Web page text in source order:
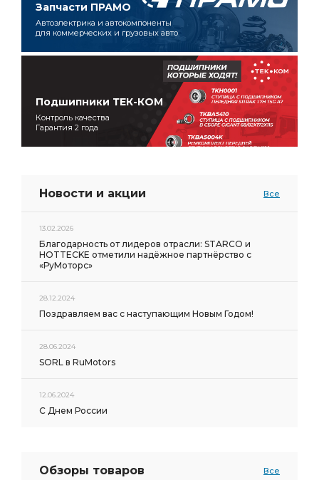
Запчасти ПРАМО
Автоэлектрика и автокомпоненты
для коммерческих и грузовых авто
Подшипники ТЕК-КОМ
Контроль качества
Гарантия 2 года
Новости и акции Все
13.02.2026
Благодарность от лидеров отрасли: STARCO и
HOTTECKE отметили надёжное партнёрство с
«РуМоторс»
28.12.2024
Поздравляем вас с наступающим Новым Годом!
28.06.2024
SORL в RuMotors
12.06.2024
С Днем России
Обзоры товаров Все